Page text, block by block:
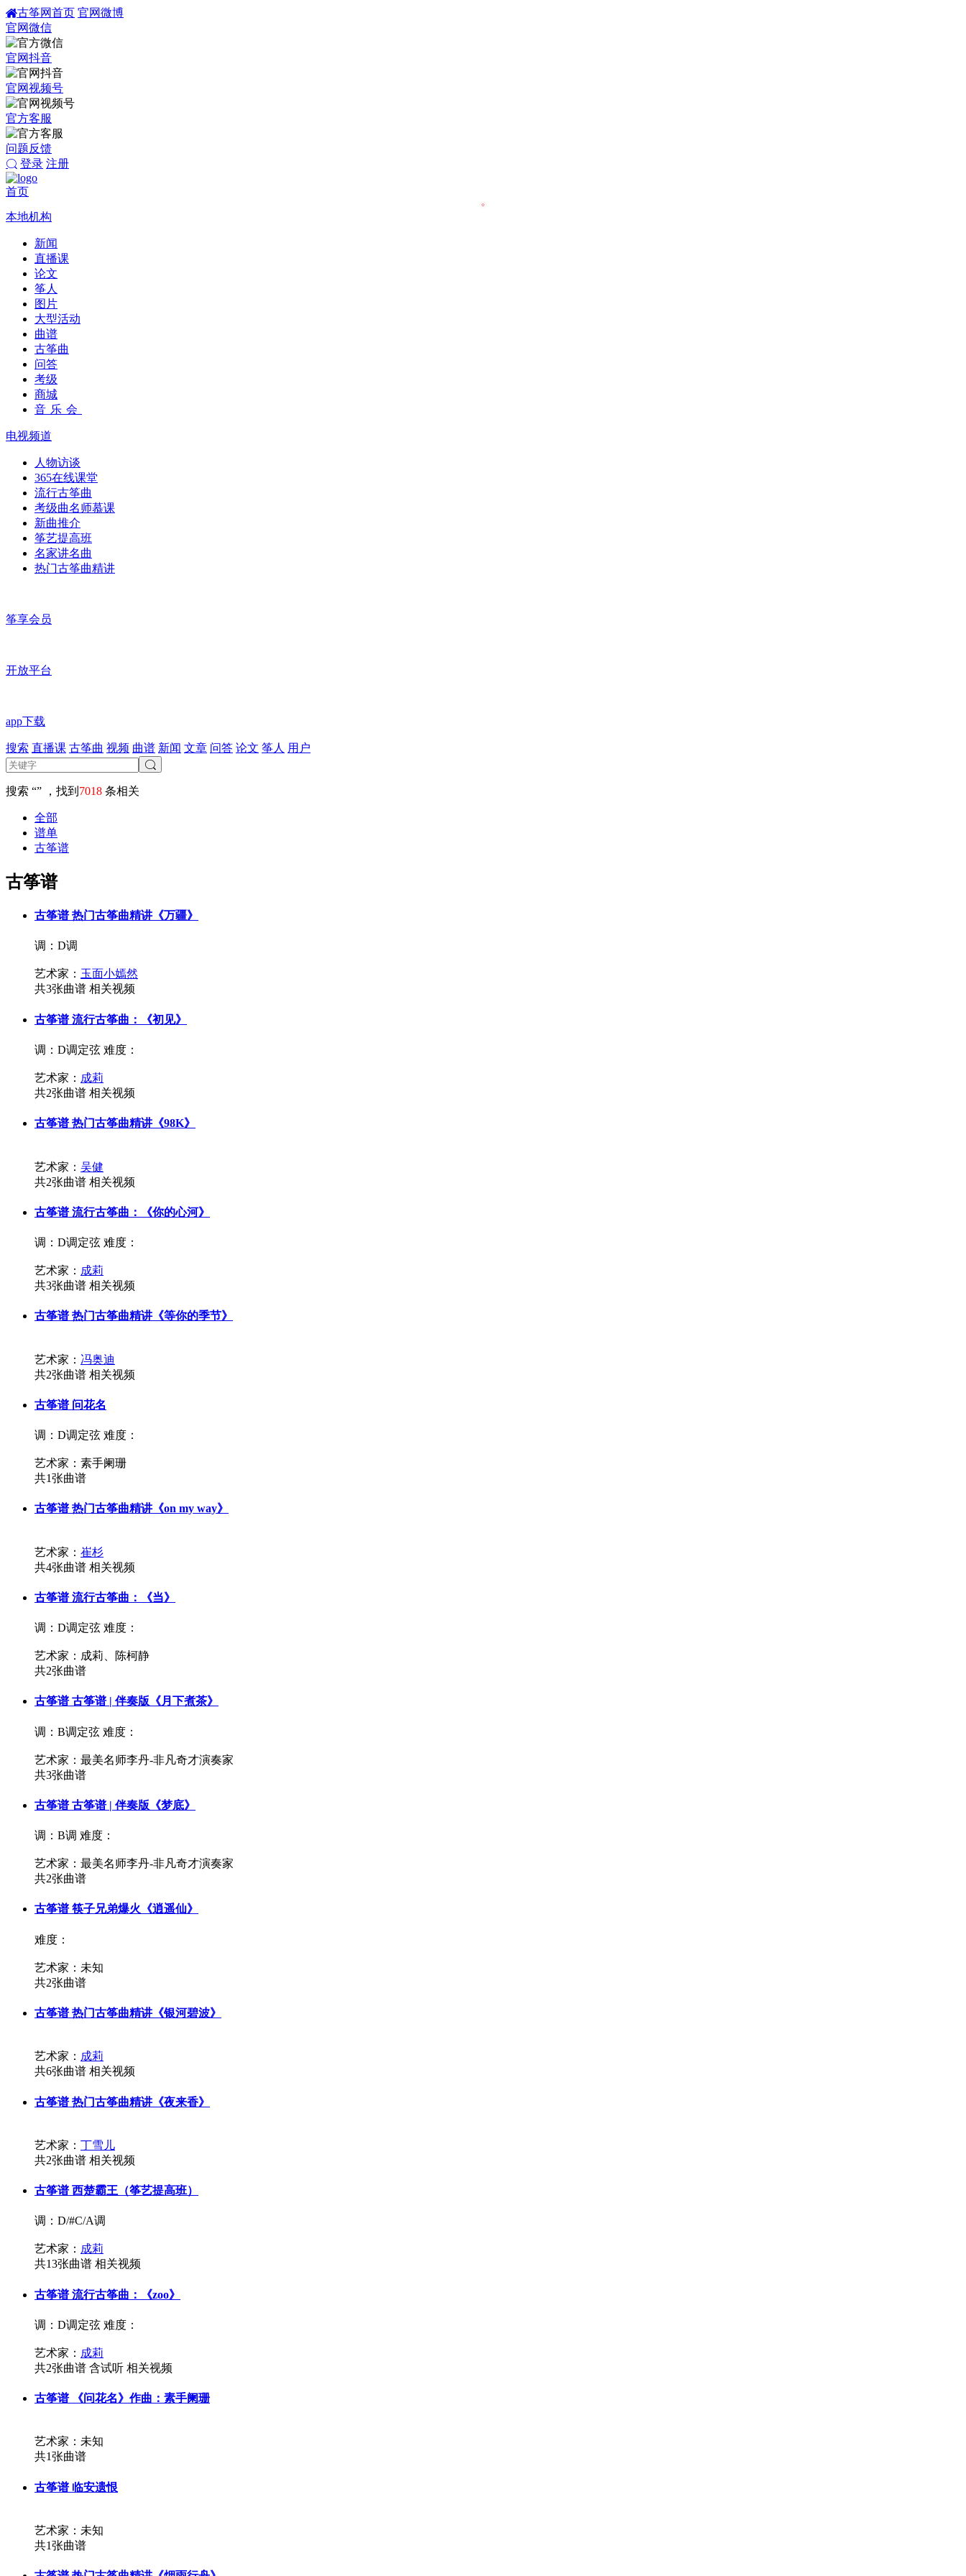
古筝网首页 官网微博
官网微信
官网抖音
官网视频号
官方客服
问题反馈
登录 注册
首页
本地机构
新闻
直播课
论文
筝人
图片
大型活动
曲谱
古筝曲
问答
考级
商城
音乐会
电视频道
人物访谈
365在线课堂
流行古筝曲
考级曲名师慕课
新曲推介
筝艺提高班
名家讲名曲
热门古筝曲精讲
筝享会员
开放平台
app下载
搜索 直播课 古筝曲 视频 曲谱 新闻 文章 问答 论文 筝人 用户
搜索 “” ，找到 7018 条相关
全部
谱单
古筝谱
古筝谱
古筝谱 热门古筝曲精讲《万疆》
调：D调
艺术家： 玉面小嫣然
共3张曲谱 相关视频
古筝谱 流行古筝曲：《初见》
调：D调定弦 难度：
艺术家： 成莉
共2张曲谱 相关视频
古筝谱 热门古筝曲精讲《98K》
艺术家： 吴健
共2张曲谱 相关视频
古筝谱 流行古筝曲：《你的心河》
调：D调定弦 难度：
艺术家： 成莉
共3张曲谱 相关视频
古筝谱 热门古筝曲精讲《等你的季节》
艺术家： 冯奥迪
共2张曲谱 相关视频
古筝谱 问花名
调：D调定弦 难度：
艺术家：素手阑珊
共1张曲谱
古筝谱 热门古筝曲精讲《on my way》
艺术家： 崔杉
共4张曲谱 相关视频
古筝谱 流行古筝曲：《当》
调：D调定弦 难度：
艺术家：成莉、陈柯静
共2张曲谱
古筝谱 古筝谱 | 伴奏版《月下煮茶》
调：B调定弦 难度：
艺术家：最美名师李丹-非凡奇才演奏家
共3张曲谱
古筝谱 古筝谱 | 伴奏版《梦底》
调：B调 难度：
艺术家：最美名师李丹-非凡奇才演奏家
共2张曲谱
古筝谱 筷子兄弟爆火《逍遥仙》
难度：
艺术家：未知
共2张曲谱
古筝谱 热门古筝曲精讲《银河碧波》
艺术家： 成莉
共6张曲谱 相关视频
古筝谱 热门古筝曲精讲《夜来香》
艺术家： 丁雪儿
共2张曲谱 相关视频
古筝谱 西楚霸王（筝艺提高班）
调：D/#C/A调
艺术家： 成莉
共13张曲谱 相关视频
古筝谱 流行古筝曲：《zoo》
调：D调定弦 难度：
艺术家： 成莉
共2张曲谱 含试听 相关视频
古筝谱 《问花名》作曲：素手阑珊
艺术家：未知
共1张曲谱
古筝谱 临安遗恨
艺术家：未知
共1张曲谱